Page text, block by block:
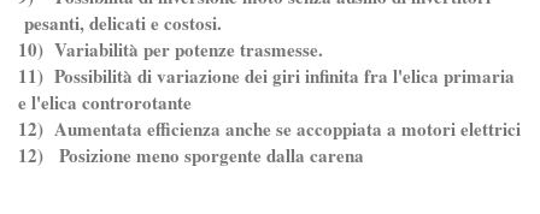
pesanti, delicati e costosi.
10) Variabilità per potenze trasmesse.
11) Possibilità di variazione dei giri infinita fra l'elica primaria
e l'elica controrotante
12) Aumentata efficienza anche se accoppiata a motori elettrici
12) Posizione meno sporgente dalla carena